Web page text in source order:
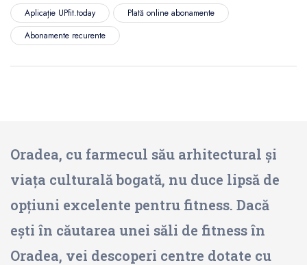
Aplicație UPfit.today
Plată online abonamente
Abonamente recurente
Oradea, cu farmecul său arhitectural și
viața culturală bogată, nu duce lipsă de
opțiuni excelente pentru fitness. Dacă
ești în căutarea unei săli de fitness în
Oradea, vei descoperi centre dotate cu